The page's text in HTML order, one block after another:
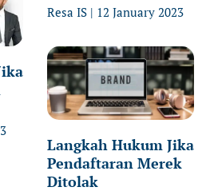
Resa IS 12 January 2023
Langkah Hukum Jika
Pendaftaran Merek
Ditolak